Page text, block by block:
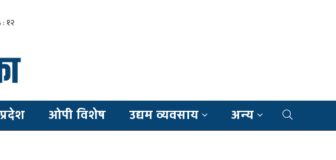
ओपी विशेष उद्यम व्यवसाय अन्य